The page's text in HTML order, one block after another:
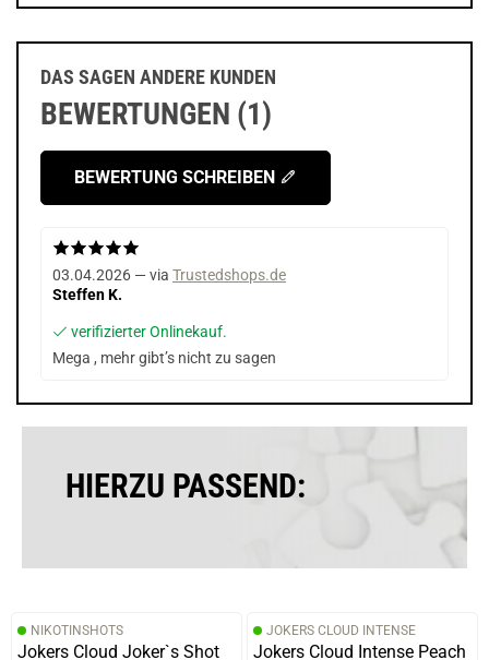
DAS SAGEN ANDERE KUNDEN
BEWERTUNGEN (1)
BEWERTUNG SCHREIBEN
03.04.2026 — via Trustedshops.de
Steffen K.
verifizierter Onlinekauf.
Mega , mehr gibt’s nicht zu sagen
HIERZU PASSEND:
NIKOTINSHOTS
Jokers Cloud Joker`s Shot
JOKERS CLOUD INTENSE
Jokers Cloud Intense Peach